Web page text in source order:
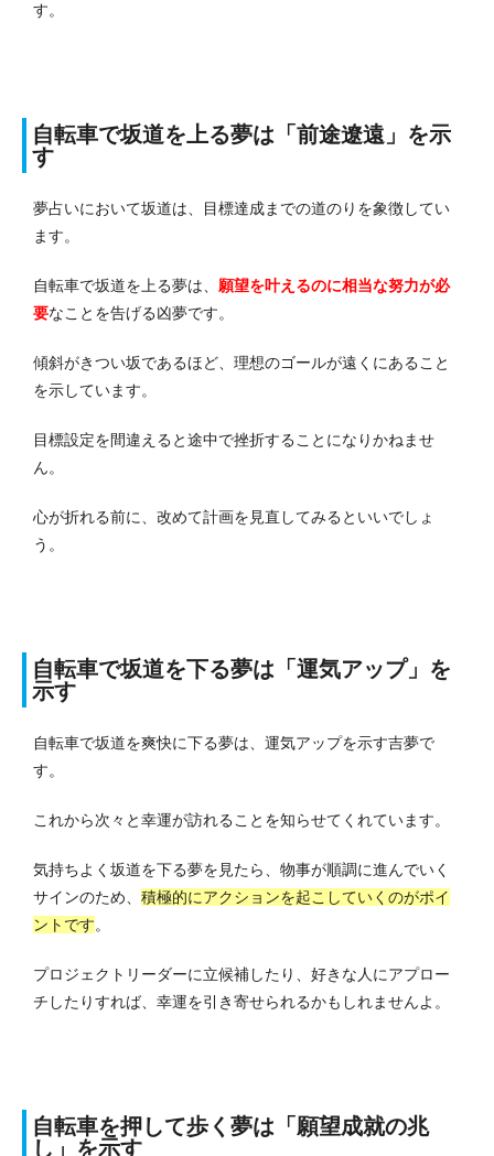
す。
自転車で坂道を上る夢は「前途遼遠」を示
す
夢占いにおいて坂道は、目標達成までの道のりを象徴してい
ます。
自転車で坂道を上る夢は、 願望を叶えるのに相当な努力が必
要なことを告げる凶夢です。
傾斜がきつい坂であるほど、理想のゴールが遠くにあること
を示しています。
目標設定を間違えると途中で挫折することになりかねませ
ん。
心が折れる前に、改めて計画を見直してみるといいでしょ
う。
自転車で坂道を下る夢は「運気アップ」を
示す
自転車で坂道を爽快に下る夢は、運気アップを示す吉夢で
す。
これから次々と幸運が訪れることを知らせてくれています。
気持ちよく坂道を下る夢を見たら、物事が順調に進んでいく
サインのため、 積極的にアクションを起こしていくのがポイ
ントです。
プロジェクトリーダーに立候補したり、好きな人にアプロー
チしたりすれば、幸運を引き寄せられるかもしれませんよ。
自転車を押して歩く夢は「願望成就の兆
し」を示す